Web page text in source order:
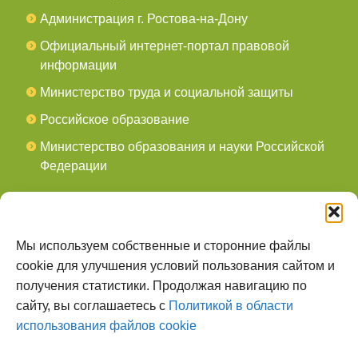
Мы используем собственные и сторонние файлы
cookie для улучшения условий пользования сайтом и
получения статистики. Продолжая навигацию по
сайту, вы соглашаетесь с Политикой в области
использования файлов cookie
Администрация г. Ростова-на-Дону
Официальный интернет-портал правовой
информации
Министерство труда и социальной защиты
Российское образование
Министерство образования и науки Российской
Федерации
мы в Контакте
О НАС